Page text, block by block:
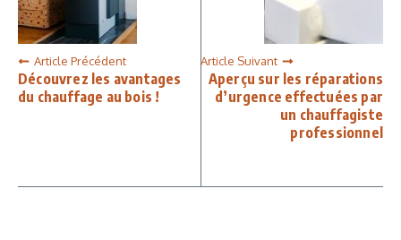
Article Précédent
Découvrez les avantages
du chauffage au bois !
Article Suivant
Aperçu sur les réparations
d’urgence effectuées par
un chauffagiste
professionnel